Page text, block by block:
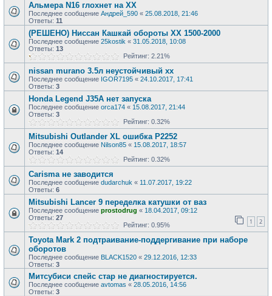
Альмера N16 глохнет на ХХ
Последнее сообщение Андрей_590 « 25.08.2018, 21:46
Ответы: 11
(РЕШЕНО) Ниссан Кашкай обороты ХХ 1500-2000
Последнее сообщение 25kostik « 31.05.2018, 10:08
Ответы: 13
Рейтинг: 2.21%
nissan murano 3.5л неустойчивый хх
Последнее сообщение IGOR7195 « 24.10.2017, 17:41
Ответы: 3
Honda Legend J35A нет запуска
Последнее сообщение orca174 « 15.08.2017, 21:44
Ответы: 3
Рейтинг: 0.32%
Mitsubishi Outlander XL ошибка Р2252
Последнее сообщение Nilson85 « 15.08.2017, 18:57
Ответы: 14
Рейтинг: 0.32%
Carisma не заводится
Последнее сообщение dudarchuk « 11.07.2017, 19:22
Ответы: 6
Mitsubishi Lancer 9 переделка катушки от ваз
Последнее сообщение prostodrug « 18.04.2017, 09:12
Ответы: 27 1 2
Рейтинг: 0.95%
Toyota Mark 2 подтраивание-поддергивание при наборе
оборотов
Последнее сообщение BLACK1520 « 29.12.2016, 12:33
Ответы: 3
Митсубиси спейс стар не диагностируется.
Последнее сообщение avtomas « 28.05.2016, 14:56
Ответы: 3